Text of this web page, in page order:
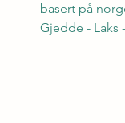
basert på
Gjedde - Laks